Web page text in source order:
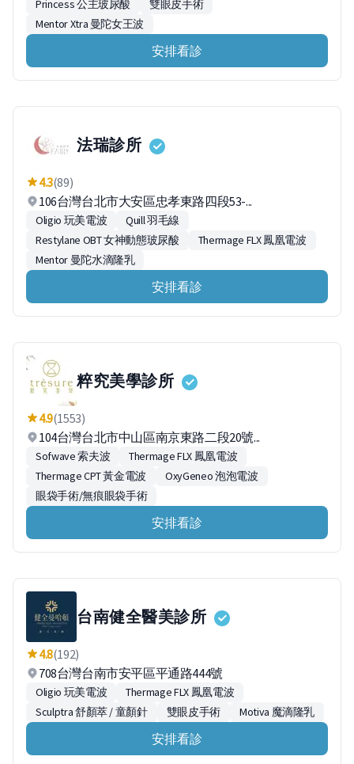
Princess 公主玻尿酸
雙眼皮手術
Mentor Xtra 曼陀女王波
安排看診
法瑞診所
4.3(89)
106台灣台北市大安區忠孝東路四段53-...
Oligio 玩美電波
Quill 羽毛線
Restylane OBT 女神動態玻尿酸
Thermage FLX 鳳凰電波
Mentor 曼陀水滴隆乳
安排看診
粹究美學診所
4.9(1553)
104台灣台北市中山區南京東路二段20號...
Sofwave 索夫波
Thermage FLX 鳳凰電波
Thermage CPT 黃金電波
OxyGeneo 泡泡電波
眼袋手術/無痕眼袋手術
安排看診
台南健全醫美診所
4.8(192)
708台灣台南市安平區平通路444號
Oligio 玩美電波
Thermage FLX 鳳凰電波
Sculptra 舒顏萃 / 童顏針
雙眼皮手術 Motiva 魔滴隆乳
安排看診